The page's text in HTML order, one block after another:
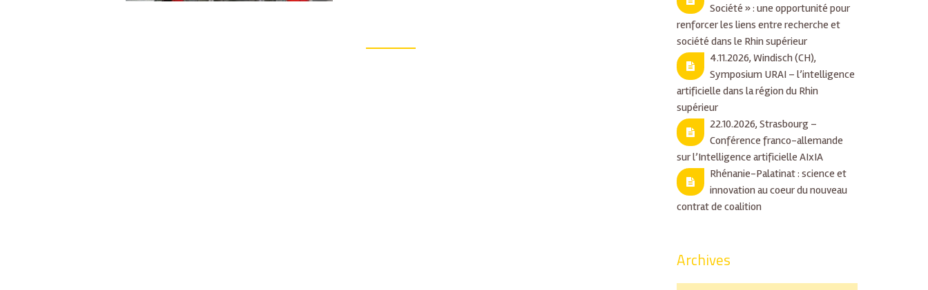
Société » : une opportunité pour
renforcer les liens entre recherche et
société dans le Rhin supérieur
4.11.2026, Windisch (CH),
Symposium URAI – l’intelligence
artificielle dans la région du Rhin
supérieur
22.10.2026, Strasbourg –
Conférence franco-allemande
sur l’Intelligence artificielle AIxIA
Rhénanie-Palatinat : science et
innovation au coeur du nouveau
contrat de coalition
Archives